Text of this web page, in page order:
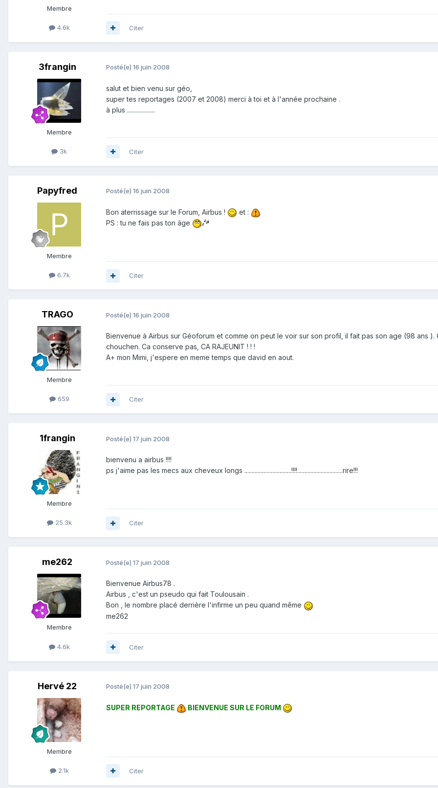
Membre
4.6k Citer
3frangin
Membre
3k
Posté(e) 16 juin 2008
salut et bien venu sur géo,
super tes reportages (2007 et 2008) merci à toi et à l'année prochaine .
à plus ...................
Citer
Papyfred
Membre
6.7k
Posté(e) 16 juin 2008
Bon aterrissage sur le Forum, Airbus !
et :
PS : tu ne fais pas ton âge
Citer
TRAGO
Membre
659
Posté(e) 16 juin 2008
Bienvenue à Airbus sur Géoforum et comme on peut le voir sur son profil, il fait pas son age (98 ans
chouchen. Ca conserve pas, CA RAJEUNIT ! ! !
A+ mon Mimi, j'espere en meme temps que david en aout.
Citer
1frangin
Membre
25.3k
Posté(e) 17 juin 2008
bienvenu a airbus !!!!
ps j'aime pas les mecs aux cheveux longs ................................!!!!...............................rire!!!
Citer
me262
Membre
4.6k
Posté(e) 17 juin 2008
Bienvenue Airbus78 .
Airbus , c'est un pseudo qui fait Toulousain .
Bon , le nombre placé derrière l'infirme un peu quand même
me262
Citer
Hervé 22
Membre
2.1k
Posté(e) 17 juin 2008
SUPER REPORTAGE BIENVENUE SUR LE FORUM
Citer